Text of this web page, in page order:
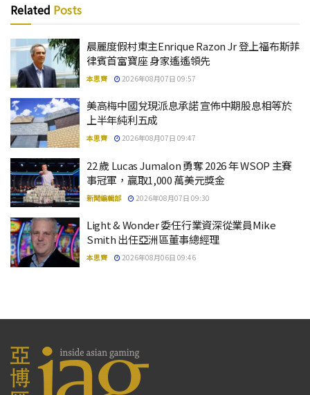
Related Posts
晨麗度假村東主Enrique Razon Jr 登上福布斯菲
律賓首富寶座 身家遙遙領先
本思齊 2026年08月07日 09:57
美高梅中國兌現派息承諾 宣佈中期股息相等於
上半年純利五成
本思齊 2026年08月07日 09:47
22 歲 Lucas Jumalon 勇奪 2026 年 WSOP 主賽
事冠軍，贏取1,000 萬美元獎金
新聞編輯部 2026年08月07日 09:30
Light & Wonder 委任行業資深從業員Mike
Smith 出任亞洲區董事總經理
本思齊 2026年08月06日 09:46